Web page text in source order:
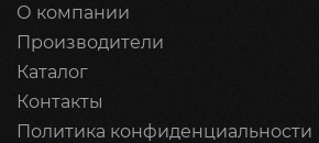
О компании
Производители
Каталог
Контакты
Политика конфиденциальности